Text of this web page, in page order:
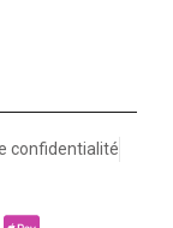
confidentialité